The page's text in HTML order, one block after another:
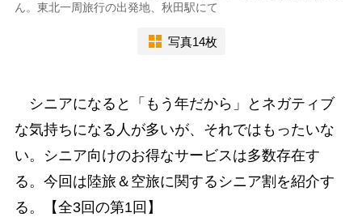
ん。東北一周旅行の出発地、秋田駅にて
写真14枚
シニアになると「もう年だから」とネガティブ
な気持ちになる人が多いが、それではもったいな
い。シニア向けのお得なサービスは多数存在す
る。今回は陸旅＆空旅に関するシニア割を紹介す
る。【全3回の第1回】